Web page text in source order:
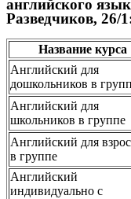
английского
Разведчиков, 26/
Название курса
Английский для
дошкольников в
Английский для
школьников в группе
Английский для
в группе
Английский
индивидуально с